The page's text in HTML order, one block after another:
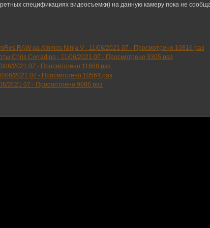
спецификациях видеосъемки) на данную камеру пока не
RAW на Atomos Ninja V - 11/06/2021 07 - Просмотрено 10816 раз
Chris Corradino - 11/06/2021 07 - Просмотрено 9305 раз
06/2021 07 - Просмотрено 11668 раз
06/2021 07 - Просмотрено 10564 раз
2021 07 - Просмотрено 9086 раз